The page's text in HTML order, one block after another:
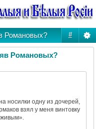
#
Романовых?
Романовых?
носилки одну из дочерей,
взял у меня винтовку